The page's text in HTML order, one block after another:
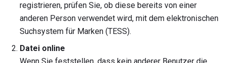
registrieren, prüfen Sie, ob diese bereits von einer
anderen Person verwendet wird, mit dem elektronischen
Suchsystem für Marken (TESS).
Datei online